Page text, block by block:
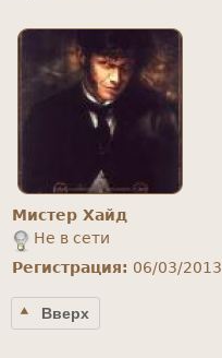
Мистер Хайд
Не в сети
Регистрация: 06/03/2013
Вверх